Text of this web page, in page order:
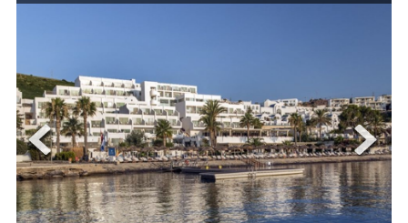
ФИРМЕНИ ДОКУМЕНТИ
0700 144 34 Запитване
ПОСЛЕДВАЙТЕ НИ